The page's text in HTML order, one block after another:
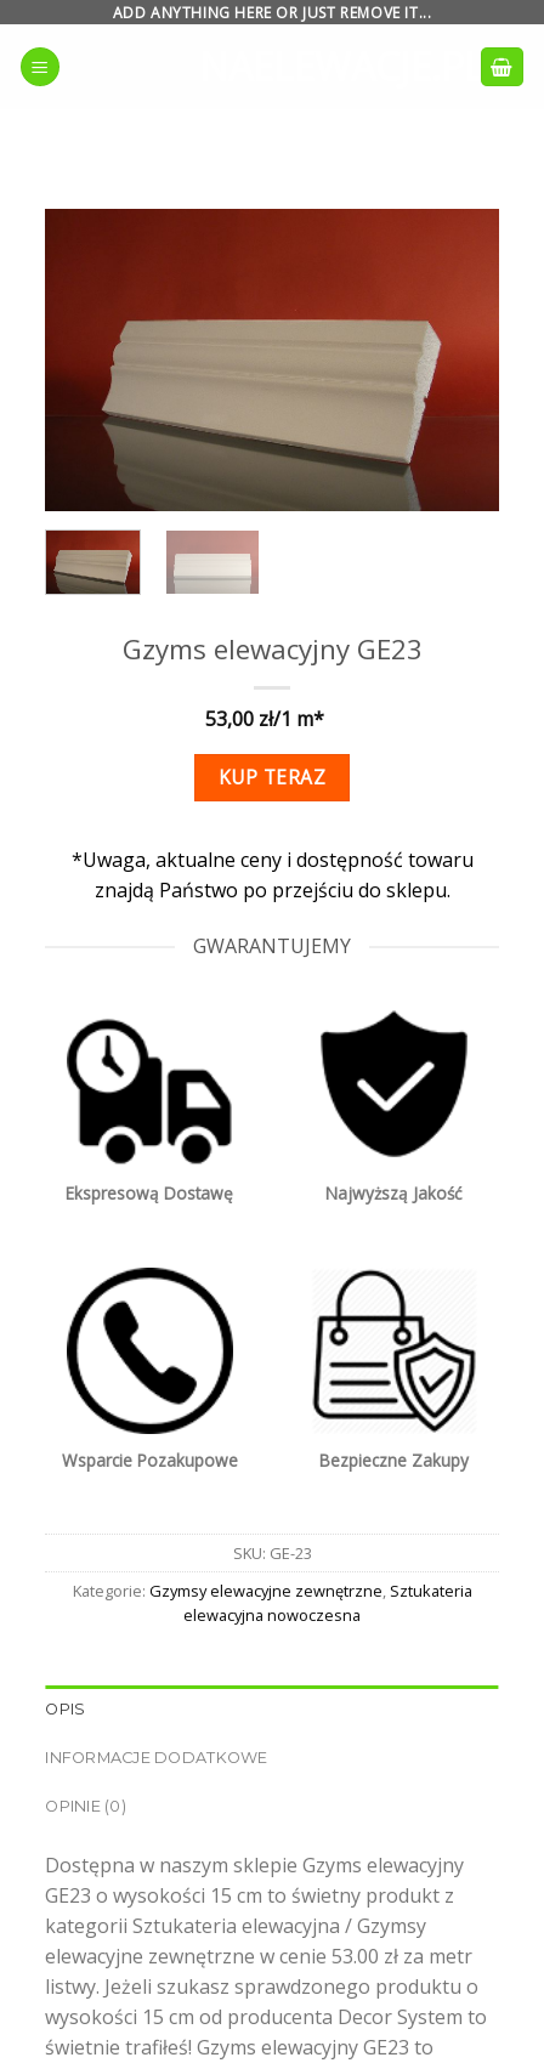
content
ADD ANYTHING HERE OR JUST REMOVE IT...
NAELEWACJE.PL
Gzyms elewacyjny GE23
53,00
KUP TERAZ
*Uwaga, aktualne ceny i dostępność towaru
znajdą Państwo po przejściu do sklepu.
GWARANTUJEMY
Ekspresową Dostawę Najwyższą Jakość
Wsparcie Pozakupowe Bezpieczne Zakupy
SKU: GE-23
Kategorie: Gzymsy elewacyjne zewnętrzne, Sztukateria
elewacyjna nowoczesna
OPIS
INFORMACJE DODATKOWE
OPINIE (0)
Dostępna w naszym sklepie Gzyms elewacyjny
GE23 o wysokości 15 cm to świetny produkt z
kategorii Sztukateria elewacyjna / Gzymsy
elewacyjne zewnętrzne w cenie 53.00 zł za metr
listwy. Jeżeli szukasz sprawdzonego produktu o
wysokości 15 cm od producenta Decor System to
świetnie trafiłeś! Gzyms elewacyjny GE23 to